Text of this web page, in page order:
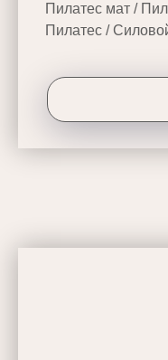
Пилатес мат /
Пилатес /